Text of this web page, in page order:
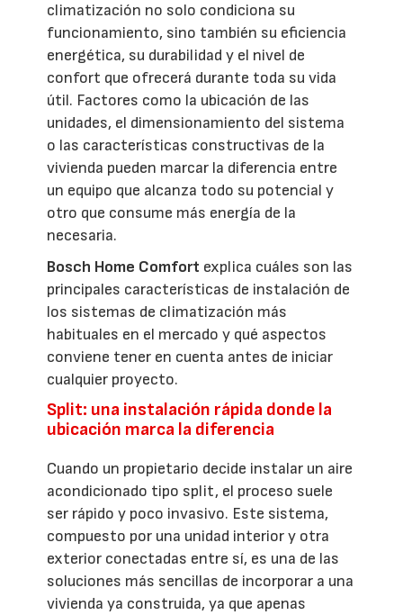
climatización no solo condiciona su
funcionamiento, sino también su eficiencia
energética, su durabilidad y el nivel de
confort que ofrecerá durante toda su vida
útil. Factores como la ubicación de las
unidades, el dimensionamiento del sistema
o las características constructivas de la
vivienda pueden marcar la diferencia entre
un equipo que alcanza todo su potencial y
otro que consume más energía de la
necesaria.
Bosch Home Comfort explica cuáles son las
principales características de instalación de
los sistemas de climatización más
habituales en el mercado y qué aspectos
conviene tener en cuenta antes de iniciar
cualquier proyecto.
Split: una instalación rápida donde la
ubicación marca la diferencia
Cuando un propietario decide instalar un aire
acondicionado tipo split, el proceso suele
ser rápido y poco invasivo. Este sistema,
compuesto por una unidad interior y otra
exterior conectadas entre sí, es una de las
soluciones más sencillas de incorporar a una
vivienda ya construida, ya que apenas